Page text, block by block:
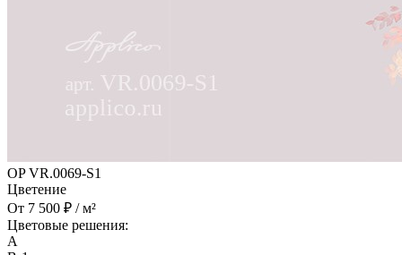
OP VR.0069-S1
Цветение
От 7 500 ₽ / м²
Цветовые решения:
A